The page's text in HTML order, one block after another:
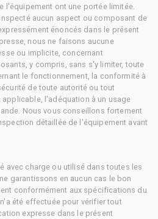
l'équipement ont une portée limitée.
aucun aspect ou composant de
énoncés dans le présent
nous ne faisons aucune
ou implicite, concernant
y compris, sans s'y limiter, toute
le fonctionnement, la conformité à
de toute autorité ou tout
l'adéquation à un usage
Nous vous conseillons fortement
détaillée de l'équipement avant
avec charge ou utilisé dans toutes les
garantissons en aucun cas le bon
conformément aux spécifications du
été effectuée pour vérifier tout
expresse dans le présent